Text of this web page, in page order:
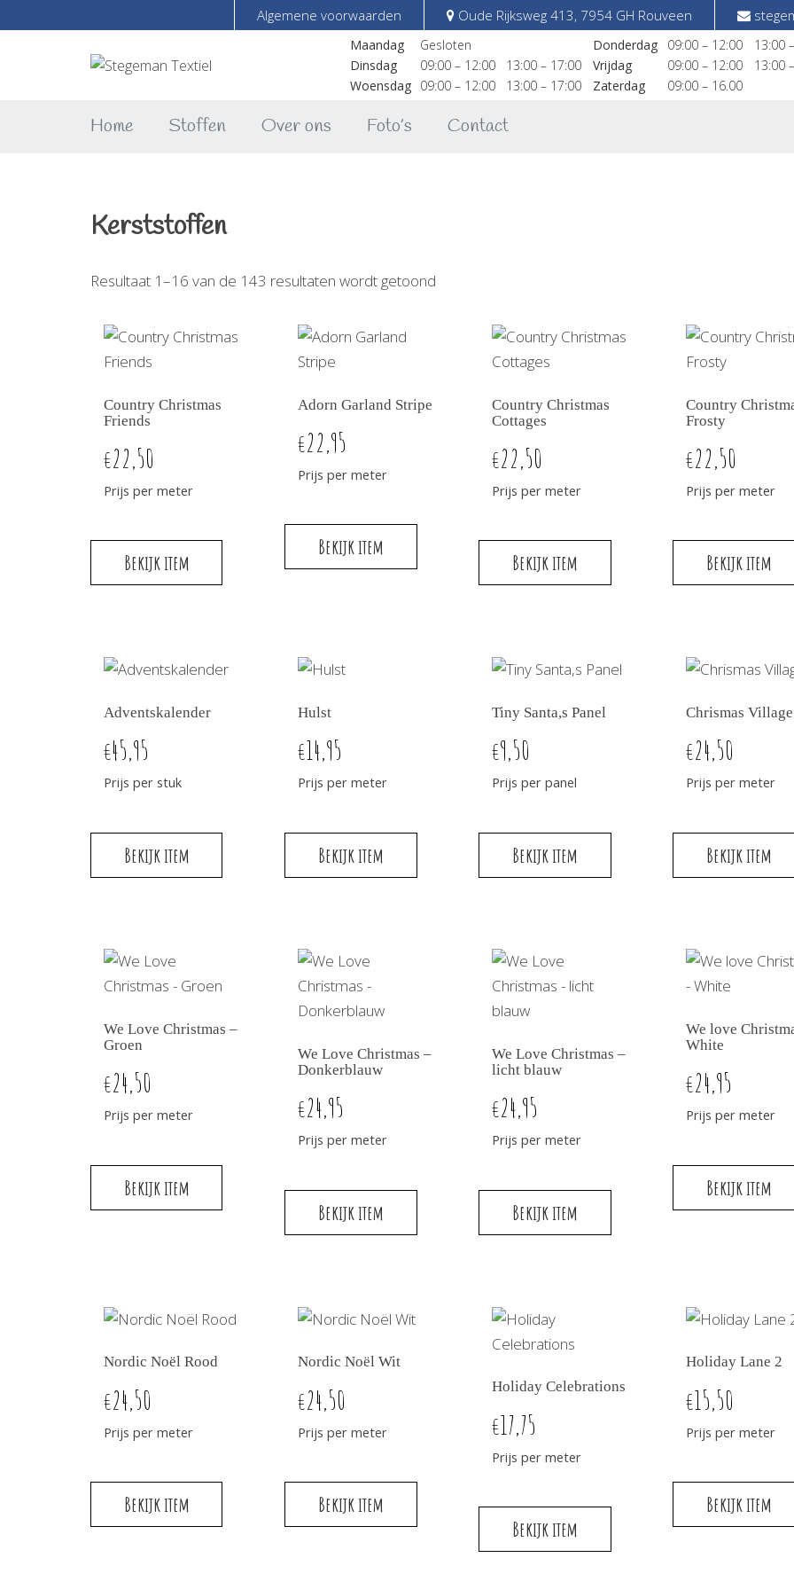
Oude Rijksweg 413, 7954 GH Rouveen
Algemene voorwaarden
Maandag Gesloten Donderdag 09:00 – 12:00
13:00
Dinsdag
09:00 – 12:00 13:00 – 17:00 Vrijdag 09:00 – 12:00
13:00
Woensdag
09:00 – 12:00 13:00 – 17:00 Zaterdag 09:00 – 16.00
Home Stoffen Over ons Foto’s Contact
Kerststoffen
Resultaat 1–16 van de 143 resultaten wordt getoond
nieuwste
Country Christmas
Friends
€22,50
Prijs per meter
Bekijk item
Adorn Garland Stripe
€22,95
Prijs per meter
Bekijk item
Country Christmas
Cottages
€22,50
Prijs per meter
Bekijk item
Country
Frosty
€22,50
Prijs per meter
Bekijk item
Adventskalender
€45,95
Prijs per stuk
Bekijk item
Hulst
€14,95
Prijs per meter
Bekijk item
Tiny Santa,s Panel
€9,50
Prijs per panel
Bekijk item
Chrismas Village
€24,50
Prijs per meter
Bekijk item
We Love Christmas –
Groen
€24,50
Prijs per meter
Bekijk item
We Love Christmas –
Donkerblauw
€24,95
Prijs per meter
Bekijk item
We Love Christmas –
licht blauw
€24,95
Prijs per meter
Bekijk item
We love
White
€24,95
Prijs per meter
Bekijk item
Nordic Noël Rood
€24,50
Prijs per meter
Bekijk item
Nordic Noël Wit
€24,50
Prijs per meter
Bekijk item
Holiday Celebrations
€17,75
Prijs per meter
Bekijk item
Holiday Lane 2
€15,50
Prijs per meter
Bekijk item